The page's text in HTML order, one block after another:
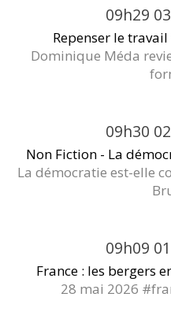
09h29 03
Repenser le travail
Dominique Méda
09h30 02
Non Fiction - La
La démocratie est-elle
09h09 01
France : les bergers
28 mai 2026